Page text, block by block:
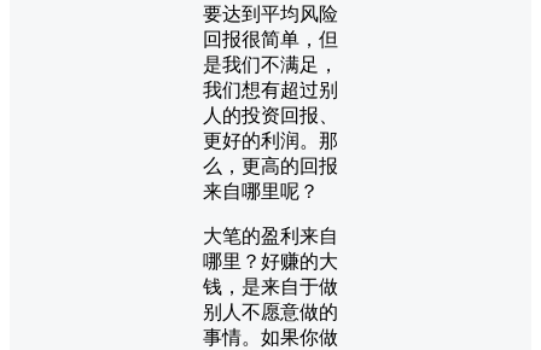
要达到平均风险
回报很简单，但
是我们不满足，
我们想有超过别
人的投资回报、
更好的利润。那
么，更高的回报
来自哪里呢？
大笔的盈利来自
哪里？好赚的大
钱，是来自于做
别人不愿意做的
事情。如果你做